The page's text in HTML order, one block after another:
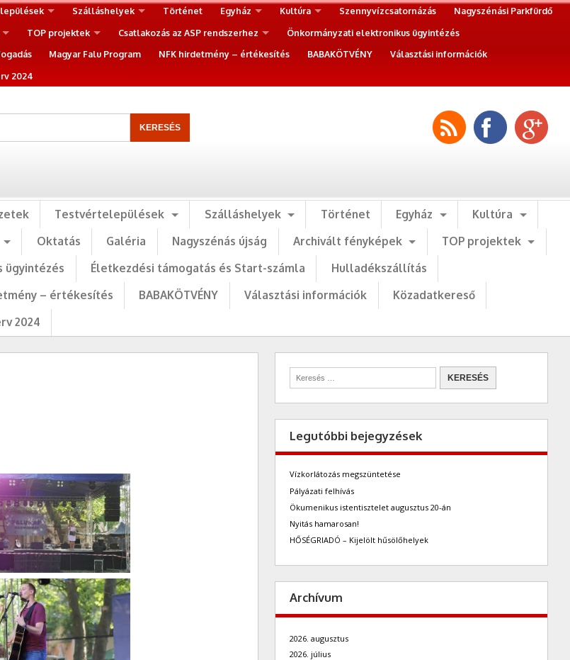
Szálláshelyek Történet Egyház Kultúra Szennyvízcsatornázás
Nagyszénási Parkfürdő
TOP projektek Csatlakozás az ASP rendszerhez
Önkormányzati elektronikus ügyintézés
Magyar Falu Program NFK hirdetmény – értékesítés BABAKÖTVÉNY
Választási információk
2024
Testvértelepülések Szálláshelyek Történet Egyház
Kultúra
Oktatás Galéria Nagyszénás újság Archivált fényképek
TOP projektek
ügyintézés Életkezdési támogatás és Start-számla
Hulladékszállítás
– értékesítés BABAKÖTVÉNY Választási információk
Közadatkereső
2024
Legutóbbi bejegyzések
Vízkorlátozás megszüntetése
Pályázati felhívás
Ökumenikus istentisztelet augusztus 20-án
Nyitás hamarosan!
HŐSÉGRIADÓ – Kijelölt hűsölőhelyek
Archívum
2026. augusztus
2026. július